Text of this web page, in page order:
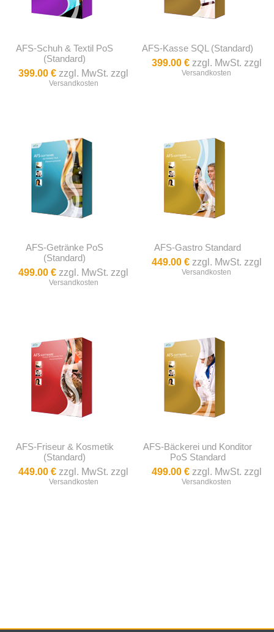
AFS-Schuh & Textil PoS
(Standard)
399.00 € zzgl. MwSt. zzgl
Versandkosten
AFS-Kasse SQL (Standard)
399.00 €zzgl. MwSt. zzgl
Versandkosten
AFS-Getränke PoS
(Standard)
499.00 € zzgl. MwSt. zzgl
Versandkosten
AFS-Gastro Standard
449.00 €zzgl. MwSt. zzgl
Versandkosten
AFS-Friseur & Kosmetik
(Standard)
449.00 € zzgl. MwSt. zzgl
Versandkosten
AFS-Bäckerei und Konditor
PoS Standard
499.00 €zzgl. MwSt. zzgl
Versandkosten